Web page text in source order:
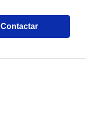
Contactar